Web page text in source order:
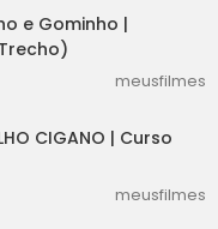
e Gominho |
meusfilmes
CIGANO | Curso
meusfilmes